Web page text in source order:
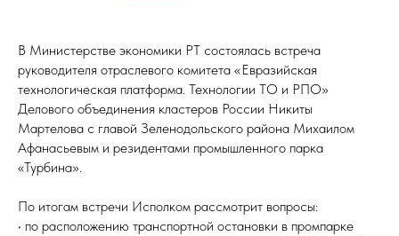
В Министерстве экономики РТ состоялась встреча
руководителя отраслевого комитета «Евразийская
технологическая платформа. Технологии ТО и РПО»
Делового объединения кластеров России Никиты
Мартелова с главой Зеленодольского района Михаилом
Афанасьевым и резидентами промышленного парка
«Турбина».
По итогам встречи Исполком рассмотрит вопросы:
• по расположению транспортной остановки в промпарке